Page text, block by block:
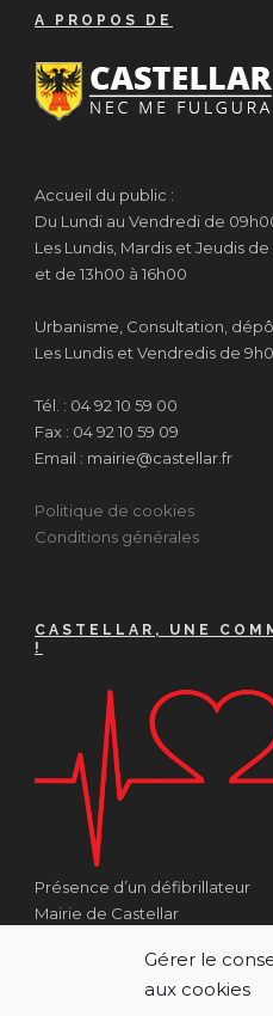
Gérer le
aux cookies
A PROPOS DE
Accueil du public :
Du Lundi au Vendredi de
Les Lundis, Mardis et Jeudis
et de 13h00 à 16h00
Urbanisme, Consultation,
Les Lundis et Vendredis de
Tél. : 04 92 10 59 00
Fax : 04 92 10 59 09
Email : mairie@castellar.fr
Politique de cookies
Conditions générales
CASTELLAR, UNE
!
Présence d’un défibrillateur
Mairie de Castellar
Côté Escalier Rue Sarrail
06500 Castellar